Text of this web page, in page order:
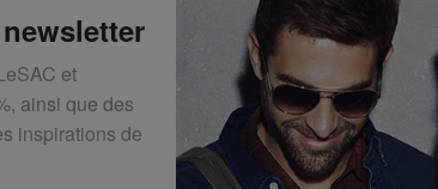
et
ainsi que des
inspirations de